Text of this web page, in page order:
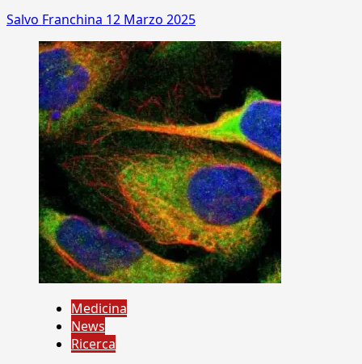
Salvo Franchina 12 Marzo 2025
Medicina
News
Ricerca